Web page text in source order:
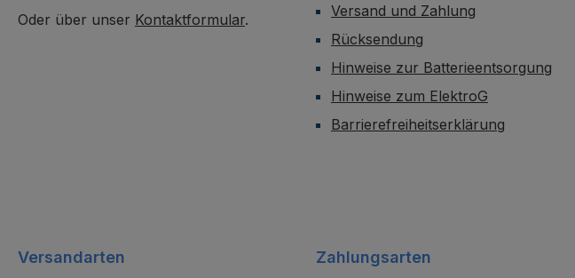
Oder über unser Kontaktformular.
Versand und Zahlung
Rücksendung
Hinweise zur Batterieentsorgung
Hinweise zum ElektroG
Barrierefreiheitserklärung
Versandarten Zahlungsarten